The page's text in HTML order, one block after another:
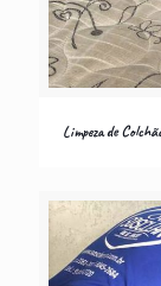
Limpeza de